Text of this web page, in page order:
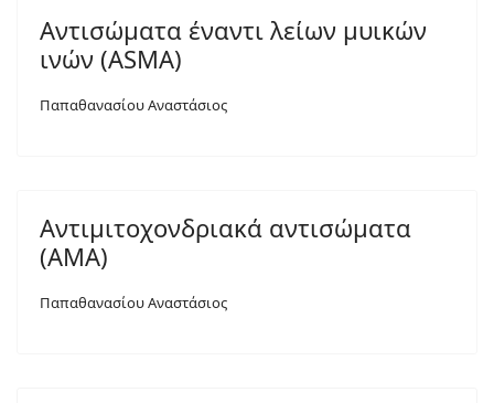
Αντισώματα έναντι λείων μυικών
ινών (ASMA)
Παπαθανασίου Αναστάσιος
Αντιμιτοχονδριακά αντισώματα
(AMA)
Παπαθανασίου Αναστάσιος